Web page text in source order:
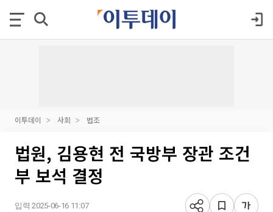
이투데이 사회 법조
법원, 김용현 전 국방부 장관 조건
부 보석 결정
입력 2025-06-16 11:07